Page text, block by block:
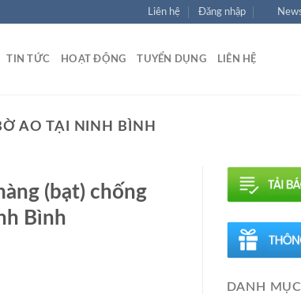
Liên hệ Đăng nhập
TIN TỨC HOẠT ĐỘNG TUYỂN DỤNG LIÊN HỆ
AO TẠI NINH BÌNH
(bạt) chống
Bình
DANH